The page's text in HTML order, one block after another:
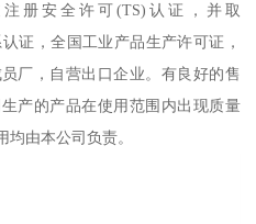
册安全许可(TS)认证，并取
证，全国工业产品生产许可证，
厂，自营出口企业。有良好的售
产的产品在使用范围内出现质量
由本公司负责。